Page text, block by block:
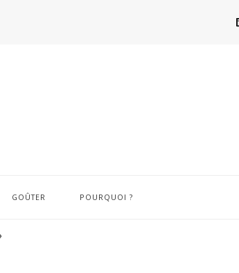
GOÛTER POURQUOI ?